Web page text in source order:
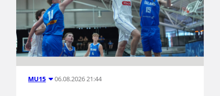
MU15 06.08.2026 21:44